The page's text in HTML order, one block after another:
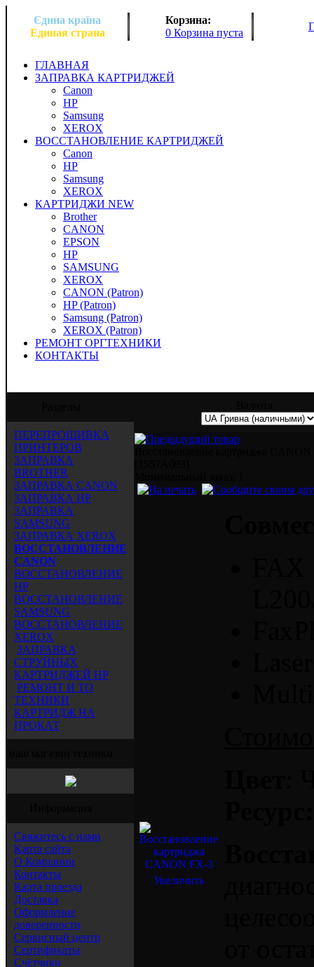
Єдина країна
Единая страна
Корзина:
0 Корзина пуста
ГЛАВНАЯ
ЗАПРАВКА КАРТРИДЖЕЙ
Canon
HP
Samsung
XEROX
ВОССТАНОВЛЕНИЕ КАРТРИДЖЕЙ
Canon
HP
Samsung
XEROX
КАРТРИДЖИ NEW
Brother
CANON
EPSON
HP
SAMSUNG
XEROX
CANON (Patron)
HP (Patron)
Samsung (Patron)
XEROX (Patron)
РЕМОНТ ОРГТЕХНИКИ
КОНТАКТЫ
ПЕРЕПРОШИВКА
ПРИНТЕРОВ
ЗАПРАВКА
BROTHER
ЗАПРАВКА CANON
ЗАПРАВКА HP
ЗАПРАВКА
SAMSUNG
ЗАПРАВКА XEROX
ВОССТАНОВЛЕНИЕ
CANON
ВОССТАНОВЛЕНИЕ
HP
ВОССТАНОВЛЕНИЕ
SAMSUNG
ВОССТАНОВЛЕНИЕ
XEROX
ЗАПРАВКА
СТРУЙНЫХ
КАРТРИДЖЕЙ HP
РЕМОНТ И ТО
ТЕХНИКИ
КАРТРИДЖ НА
ПРОКАТ
Свяжитесь с нами
Карта сайта
О Компании
Контакты
Карта проезда
Доставка
Оформление
доверенности
Сервисный центр
Сертификаты
Счётчики
Увеличить